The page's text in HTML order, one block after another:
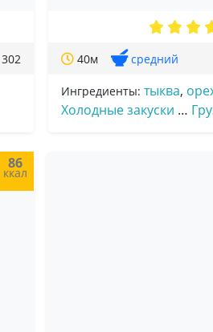
40м средний
Ингредиенты: тыква,
Холодные закуски …
86
ккал